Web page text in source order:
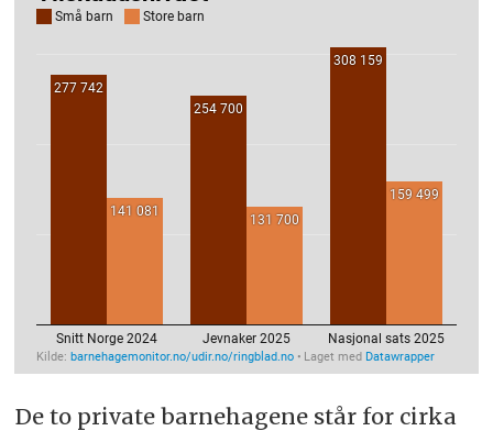
De to private barnehagene står for cirka